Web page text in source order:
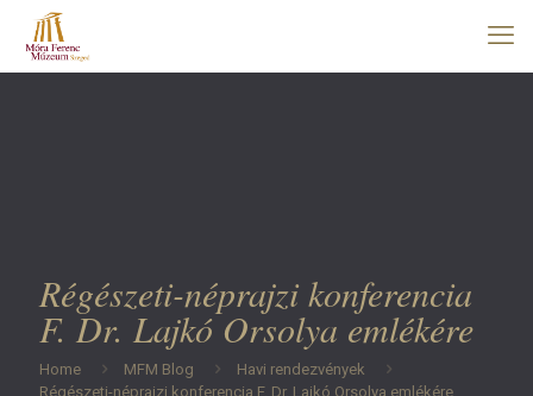
Régészeti-néprajzi konferencia
F. Dr. Lajkó Orsolya emlékére
Home MFM Blog
Havi rendezvények
Régészeti-néprajzi konferencia F. Dr. Lajkó Orsolya emlékére